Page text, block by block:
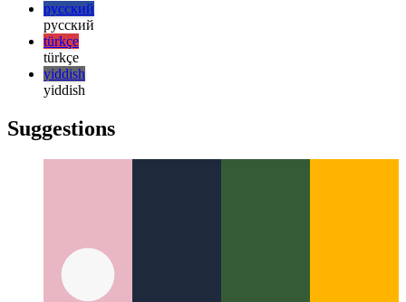
日本語
한국어
한국어
русский
русский
türkçe
yiddish